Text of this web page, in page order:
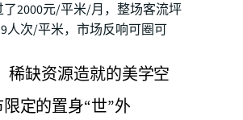
2000元/平米/月，整场客流坪
人次/平米，市场反响可圈可
稀缺资源造就的美学空
定的置身“世”外